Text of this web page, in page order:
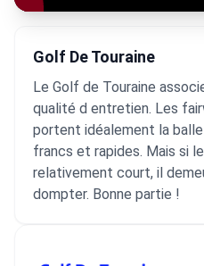
Golf De Touraine
Le Golf de Touraine
qualité d entretien. Les
portent idéalement la
francs et rapides. Mais si
relativement court, il
dompter. Bonne partie !